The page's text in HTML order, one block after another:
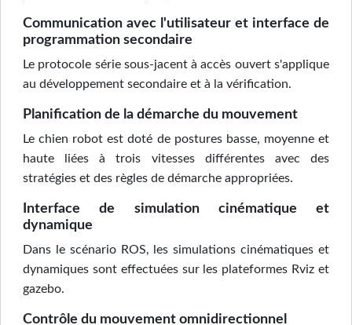
Communication avec l'utilisateur et interface de
programmation secondaire
Le protocole série sous-jacent à accès ouvert s'applique
au développement secondaire et à la vérification.
Planification de la démarche du mouvement
Le chien robot est doté de postures basse, moyenne et
haute liées à trois vitesses différentes avec des
stratégies et des règles de démarche appropriées.
Interface de simulation cinématique et
dynamique
Dans le scénario ROS, les simulations cinématiques et
dynamiques sont effectuées sur les plateformes Rviz et
gazebo.
Contrôle du mouvement omnidirectionnel